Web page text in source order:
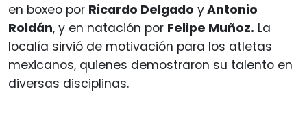
en boxeo por Ricardo Delgado yAntonio
Roldán, y en natación por Felipe Muñoz. La
localía sirvió de motivación para los atletas
mexicanos, quienes demostraron su talento en
diversas disciplinas.